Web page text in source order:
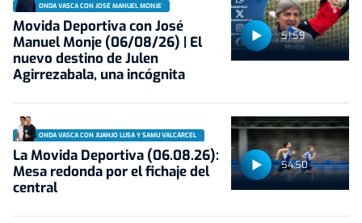
51:59
ONDA VASCA CON JOSÉ MANUEL MONJE
Movida Deportiva con José
Manuel Monje (06/08/26) | El
nuevo destino de Julen
Agirrezabala, una incógnita
54:50
ONDA VASCA CON JUANJO LUSA Y SAMU VALCÁRCEL
La Movida Deportiva (06.08.26):
Mesa redonda por el fichaje del
central